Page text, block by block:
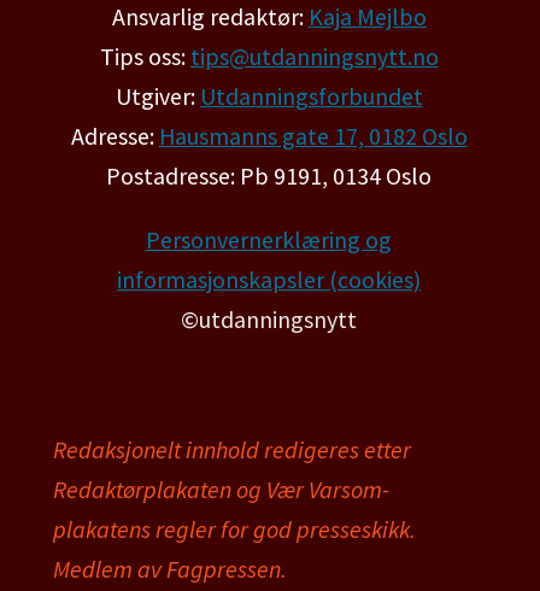
Ansvarlig redaktør: Kaja Mejlbo
Tips oss: tips@utdanningsnytt.no
Utgiver: Utdanningsforbundet
Adresse: Hausmanns gate 17, 0182 Oslo
Postadresse: Pb 9191, 0134 Oslo
Personvernerklæring og
informasjonskapsler (cookies)
©utdanningsnytt
Redaksjonelt innhold redigeres etter
Redaktørplakaten og Vær Varsom-
plakatens regler for god presseskikk.
Medlem av Fagpressen.